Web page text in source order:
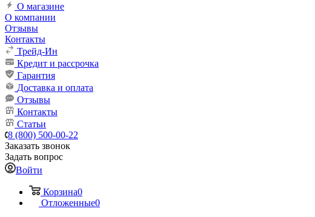
О магазине
О компании
Отзывы
Контакты
Трейд-Ин
Кредит и рассрочка
Гарантия
Доставка и оплата
Отзывы
Контакты
Статьи
8 (800) 500-00-22
Заказать звонок
Задать вопрос
Войти
Корзина0
Отложенные0